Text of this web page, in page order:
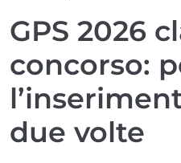
GPS 2026
concorso:
due volte